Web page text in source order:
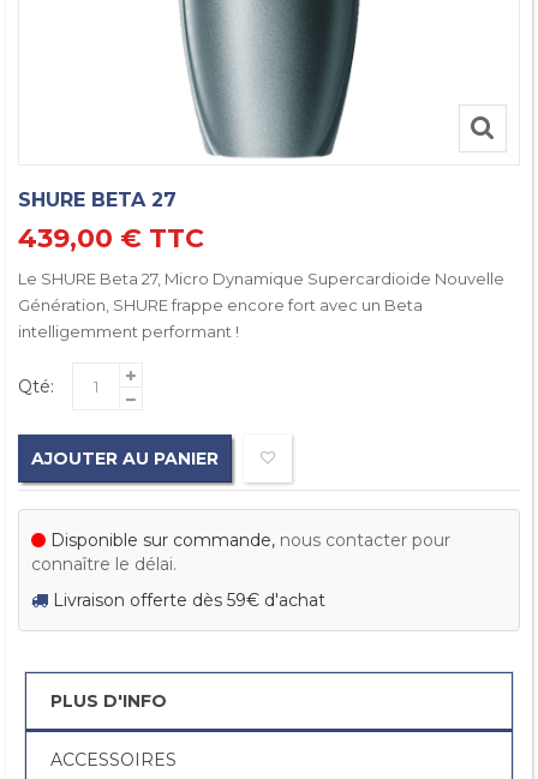
SHURE BETA 27
439,00 € TTC
Le SHURE Beta 27, Micro Dynamique Supercardioide Nouvelle
Génération, SHURE frappe encore fort avec un Beta
intelligemment performant !
Qté:
AJOUTER AU PANIER
Disponible sur commande, nous contacter pour
connaître le délai.
Livraison offerte dès 59€ d'achat
PLUS D'INFO
ACCESSOIRES